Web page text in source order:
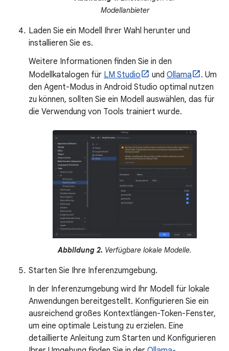
Modellanbieter
Laden Sie ein Modell Ihrer Wahl herunter und
installieren Sie es.
Weitere Informationen finden Sie in den
Modellkatalogen für LM Studio und Ollama
. Um
den Agent-Modus in Android Studio optimal nutzen
zu können, sollten Sie ein Modell auswählen, das für
die Verwendung von Tools trainiert wurde.
Abbildung 2. Verfügbare lokale Modelle.
Starten Sie Ihre Inferenzumgebung.
In der Inferenzumgebung wird Ihr Modell für lokale
Anwendungen bereitgestellt. Konfigurieren Sie ein
ausreichend großes Kontextlängen-Token-Fenster,
um eine optimale Leistung zu erzielen. Eine
detaillierte Anleitung zum Starten und Konfigurieren